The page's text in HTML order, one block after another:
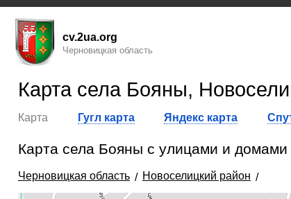
cv.2ua.org
Черновицкая область
Карта села Бояны,
Карта Гугл карта Яндекс карта
Карта села Бояны с улицами и домами
Черновицкая область Новоселицкий район